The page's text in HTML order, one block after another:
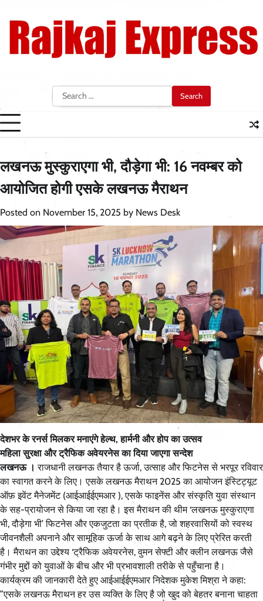
content
Search
for:
लखनऊ मुस्कुराएगा भी, दौड़ेगा भी: 16 नवम्बर को
आयोजित होगी एसके लखनऊ मैराथन
Posted on November 15, 2025 by News Desk
देशभर के रनर्स मिलकर मनाएंगे हेल्थ, हार्मनी और होप का उत्सव
महिला सुरक्षा और ट्रैफिक अवेयरनेस का दिया जाएगा सन्देश
लखनऊ । राजधानी लखनऊ तैयार है ऊर्जा, उत्साह और फिटनेस से भरपूर रविवार
का स्वागत करने के लिए। एसके लखनऊ मैराथन 2025 का आयोजन इंस्टिट्यूट
ऑफ़ इवेंट मैनेजमेंट (आईआईईएमआर ), एसके फाइनेंस और संस्कृति युवा संस्थान
के सह-प्रायोजन से किया जा रहा है। इस मैराथन की थीम ‘लखनऊ मुस्कुराएगा
भी, दौड़ेगा भी’ फिटनेस और एकजुटता का प्रतीक है, जो शहरवासियों को स्वस्थ
जीवनशैली अपनाने और सामूहिक ऊर्जा के साथ आगे बढ़ने के लिए प्रेरित करती
है। मैराथन का उद्देश्य ‘ट्रैफिक अवेयरनेस, वुमन सेफ्टी और क्लीन लखनऊ जैसे
गंभीर मुद्दों को युवाओं के बीच और भी प्रभावशाली तरीके से पहुँचाना है।
कार्यक्रम की जानकारी देते हुए आईआईईएमआर निदेशक मुकेश मिश्रा ने कहा:
”एसके लखनऊ मैराथन हर उस व्यक्ति के लिए है जो खुद को बेहतर बनाना चाहता